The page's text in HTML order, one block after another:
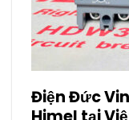
Điện Đức